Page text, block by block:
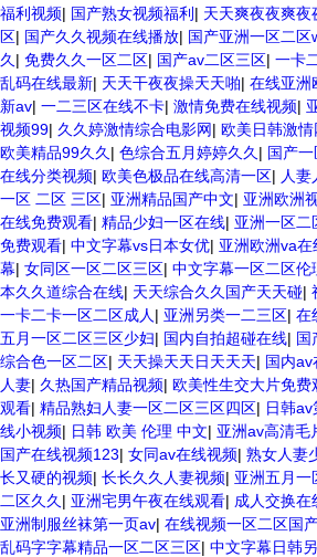
福利视频| 国产熟女视频福利 | 天天爽夜夜爽夜
区| 国产久久视频在线播放| 国产亚洲一区二区
久 | 免费久久一区二区| 国产av二区三区| 一卡
乱码在线最新| 天天干夜夜操天天啪| 在线亚洲
新av| 一二三区在线不卡| 激情免费在线视频|
视频99| 久久婷激情综合电影网| 欧美日韩激情
欧美精品99久久 | 色综合五月婷婷久久 | 国产
在线分类视频| 欧美色极品在线高清一区| 人妻
一区 二区 三区| 亚洲精品国产中文| 亚洲欧洲
在线免费观看| 精品少妇一区在线| 亚洲一区二
免费观看| 中文字幕vs日本女优| 亚洲欧洲va在
幕| 女同区一区二区三区| 中文字幕一区二区伦
本久久道综合在线| 天天综合久久国产天天碰|
一卡二卡一区二区成人 | 亚洲另类一二三区| 在
五月一区二区三区少妇| 国内自拍超碰在线| 国
综合色一区二区| 天天操天天日天天天| 国内av
人妻| 久热国产精品视频| 欧美性生交大片免费
观看| 精品熟妇人妻一区二区三区四区| 日韩
线小视频| 日韩 欧美 伦理 中文| 亚洲av高清毛
国产在线视频123| 女同av在线视频| 熟女人妻
长又硬的视频| 长长久久人妻视频| 亚洲五月一
二区久久 | 亚洲宅男午夜在线观看| 成人交换在
亚洲制服丝袜第一页av| 在线视频一区二区国
乱码字字幕精品一区二区三区| 中文字幕日韩